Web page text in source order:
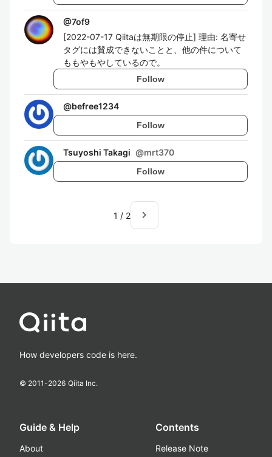
@7of9
[2022-07-17 Qiitaは無期限の停止] 理由: 名寄せ
タグには賛成できないことと、他の件について
ももやもやしているので。
Follow
@befree1234
Follow
Tsuyoshi Takagi @mrt370
Follow
1 / 2 navigate_next
How developers code is here.
© 2011-2026 Qiita Inc.
Guide & Help
About
Contents
Release Note